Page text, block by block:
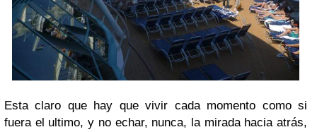
Esta claro que hay que vivir cada momento como si
fuera el ultimo, y no echar, nunca, la mirada hacia atrás,